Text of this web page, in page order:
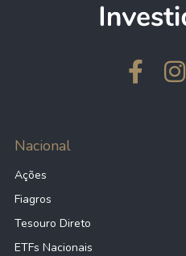
Nacional
Ações
Fiagros
Tesouro Direto
ETFs Nacionais